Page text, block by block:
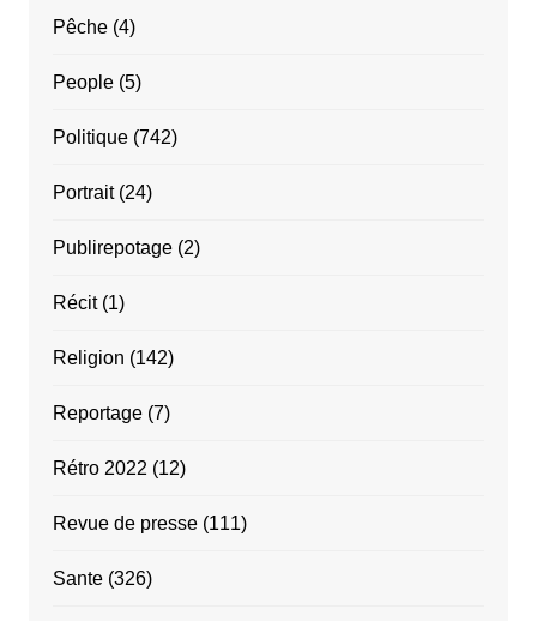
Pêche(4)
People(5)
Politique(742)
Portrait(24)
Publirepotage(2)
Récit(1)
Religion (142)
Reportage(7)
Rétro 2022 (12)
Revue de presse(111)
Sante(326)